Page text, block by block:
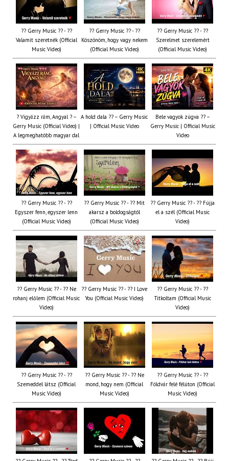
?? Gerry Music ?? - ??
Valamit szeretnék (Official
Music Video)
?? Gerry Music ?? - ??
Köszönöm, hogy vagy nekem
(Official Music Video)
?? Gerry Music ?? - ??
Szerelmet szerelemért
(Official Music Video)
? Vigyázz rám, Angyal ? –
Gerry Music (Official Video) |
A legmeghatóbb magyar dal
A hold dala ?? – Gerry Music
| Official Music Video
Bele vagyok zúgva ?? –
Gerry Music | Official Music
Video
?? Gerry Music ?? - ??
Egyszer fenn, egyszer lenn
(Official Music Video)
?? Gerry Music ?? - ?? Mit
akarsz a boldogságtól
(Official Music Video)
?? Gerry Music ?? - ?? Fújja
el a szél (Official Music
Video)
?? Gerry Music ?? - ?? Ne
rohanj előlem (Official Music
Video)
?? Gerry Music ?? - ?? I Love
You (Official Music Video)
?? Gerry Music ?? - ??
Titkoltam (Official Music
Video)
?? Gerry Music ?? - ??
Szemeddel látsz (Official
Music Video)
?? Gerry Music ?? - ?? Ne
mond, hogy nem (Official
Music Video)
?? Gerry Music ?? - ??
Földvár felé félúton (Official
Music Video)